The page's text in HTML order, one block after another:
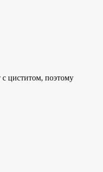
циститом, поэтому